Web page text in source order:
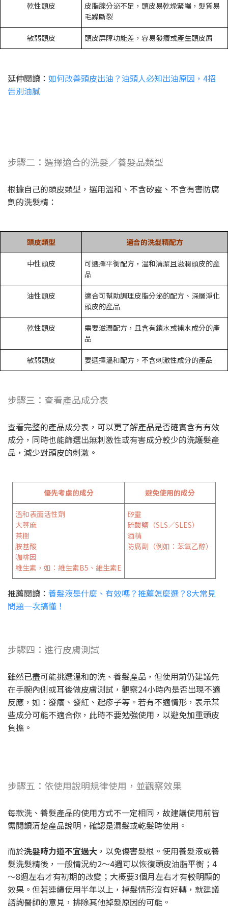
乾性頭皮
皮脂腺分泌不足，頭皮易乾燥緊繃，髮質易
毛躁斷裂
敏弱頭皮 頭皮屏障功能差，容易發癢或產生頭皮屑
延伸閱讀： 如何改善頭皮出油？油頭人必知出油原因，4招
告別油膩
步驟二：選擇適合的洗髮／養髮品類型
根據自己的頭皮類型，選用溫和、不含矽靈、不含有害防腐
劑的洗髮精：
頭皮類型 適合的洗髮精配方
中性頭皮
可選擇平衡配方，溫和清潔且滋潤頭皮的產
品
油性頭皮
適合可幫助調理皮脂分泌的配方、深層淨化
頭皮的產品
乾性頭皮
需要滋潤配方，且含有鎖水或補水成分的產
品
敏弱頭皮 要選擇溫和配方，不含刺激性成分的產品
步驟三：查看產品成分表
查看完整的產品成分表，可以更了解產品是否確實含有有效
成分，同時也能篩選出無刺激性或有害成分較少的洗護髮產
品，減少對頭皮的刺激。
優先考慮的成分 避免使用的成分
溫和表面活性劑
大蕁麻
茶樹
胺基酸
咖啡因
維生素，如：維生素B5、維生素E
矽靈
硫酸鹽（SLS／SLES）
酒精
防腐劑（例如：苯氧乙醇）
推薦閱讀： 養髮液是什麼、有效嗎？推薦怎麼選？8大常見
問題一次搞懂！
步驟四：進行皮膚測試
雖然已盡可能挑選溫和的洗、養髮產品，但使用前仍建議先
在手腕內側或耳後做皮膚測試，觀察24小時內是否出現不適
反應，如：發癢、發紅、起疹子等。若有不適情形，表示某
些成分可能不適合你，此時不要勉強使用，以避免加重頭皮
負擔。
步驟五：依使用說明規律使用，並觀察效果
每款洗、養髮產品的使用方式不一定相同，故建議使用前皆
需閱讀清楚產品說明，確認是濕髮或乾髮時使用。
而於洗髮時力道不宜過大 ，以免傷害髮根。使用養髮液或養
髮洗髮精後，一般情況約2～4週可以恢復頭皮油脂平衡；4
～8週左右才有初期的改變；大概要3個月左右才有較明顯的
效果。但若連續使用半年以上，掉髮情形沒有好轉，就建議
諮詢醫師的意見，排除其他掉髮原因的可能。